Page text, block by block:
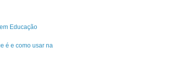
Educação
é e como usar na